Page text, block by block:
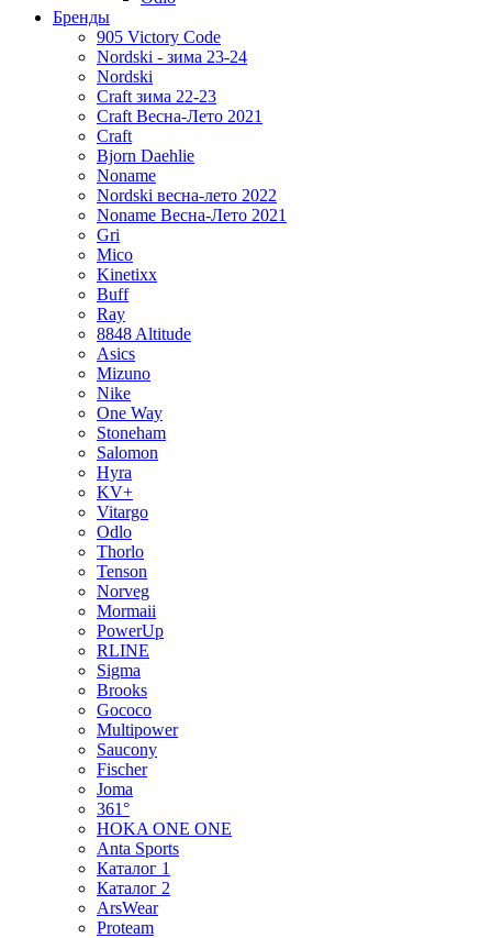
Бренды
905 Victory Code
Nordski - зима 23-24
Nordski
Craft зима 22-23
Craft Весна-Лето 2021
Craft
Bjorn Daehlie
Noname
Nordski весна-лето 2022
Noname Весна-Лето 2021
Gri
Mico
Kinetixx
Buff
Ray
8848 Altitude
Asics
Mizuno
Nike
One Way
Stoneham
Salomon
Hyra
KV+
Vitargo
Odlo
Thorlo
Tenson
Norveg
Mormaii
PowerUp
RLINE
Sigma
Brooks
Gococo
Multipower
Saucony
Fischer
Joma
361°
HOKA ONE ONE
Anta Sports
Каталог 1
Каталог 2
ArsWear
Proteam